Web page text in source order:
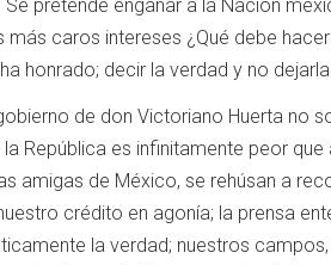
pretende engañar a la Nación
más caros intereses ¿Qué debe
honrado; decir la verdad y no
de don Victoriano Huerta no
República es infinitamente peor
amigas de México, se rehúsan a
crédito en agonía; la prensa
la verdad; nuestros